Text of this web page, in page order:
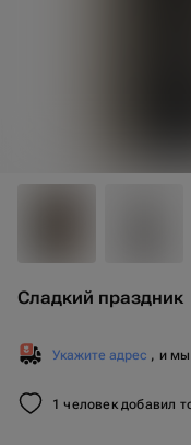
Сладкий праздник
Укажите адрес , и мы
1 человек добавил